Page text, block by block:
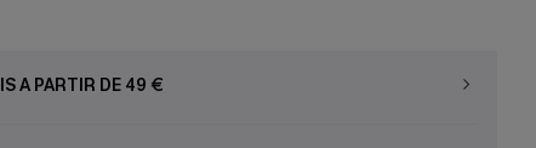
A PARTIR DE 49 €